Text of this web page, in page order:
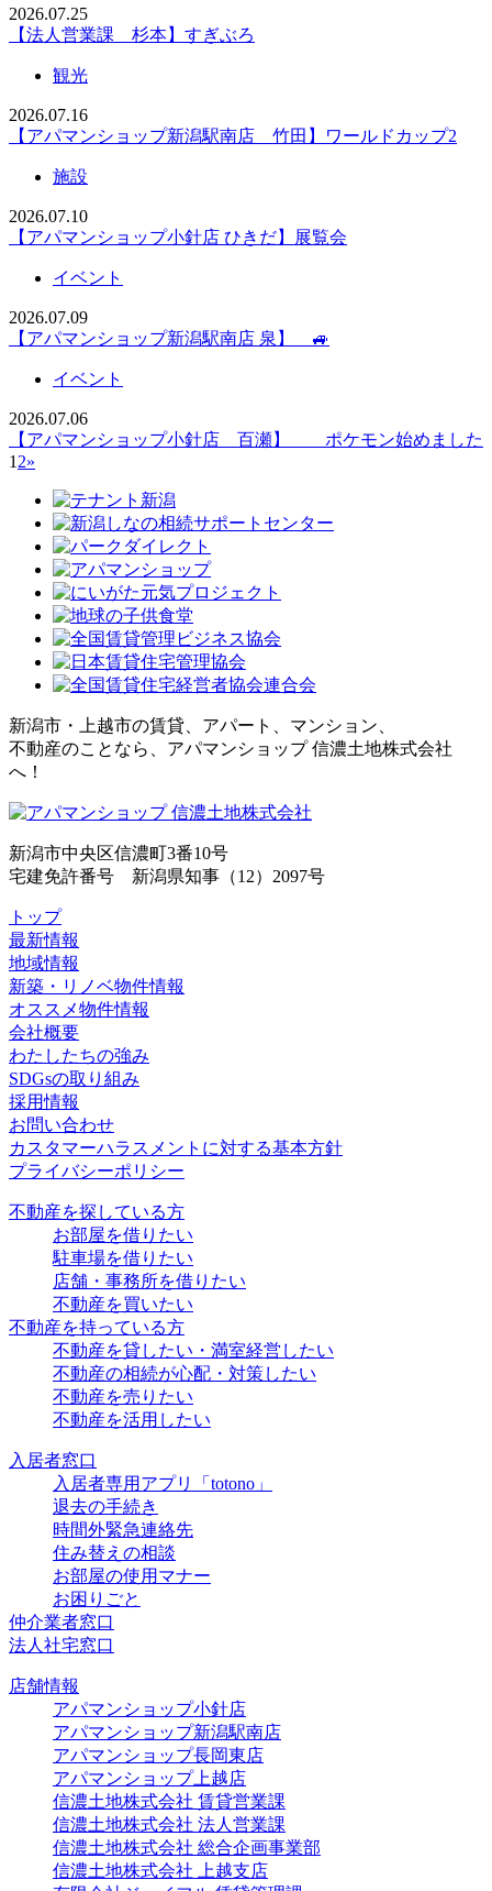
2026.07.25
【法人営業課 杉本】すぎぶろ
観光
2026.07.16
【アパマンショップ新潟駅南店 竹田】ワールドカップ2
施設
2026.07.10
【アパマンショップ小針店 ひきだ】展覧会
イベント
2026.07.09
【アパマンショップ新潟駅南店 泉】 🚙
イベント
2026.07.06
【アパマンショップ小針店 百瀬】 ポケモン始めました
1 2»
新潟市・上越市の賃貸、アパート、マンション、
不動産のことなら、アパマンショップ 信濃土地株式会社
へ！
新潟市中央区信濃町3番10号
宅建免許番号 新潟県知事（12）2097号
トップ
最新情報
地域情報
新築・リノベ物件情報
オススメ物件情報
会社概要
わたしたちの強み
SDGsの取り組み
採用情報
お問い合わせ
カスタマーハラスメントに対する基本方針
プライバシーポリシー
不動産を探している方
お部屋を借りたい
駐車場を借りたい
店舗・事務所を借りたい
不動産を買いたい
不動産を持っている方
不動産を貸したい・満室経営したい
不動産の相続が心配・対策したい
不動産を売りたい
不動産を活用したい
入居者窓口
入居者専用アプリ「totono」
退去の手続き
時間外緊急連絡先
住み替えの相談
お部屋の使用マナー
お困りごと
仲介業者窓口
法人社宅窓口
店舗情報
アパマンショップ小針店
アパマンショップ新潟駅南店
アパマンショップ長岡東店
アパマンショップ上越店
信濃土地株式会社 賃貸営業課
信濃土地株式会社 法人営業課
信濃土地株式会社 総合企画事業部
信濃土地株式会社 上越支店